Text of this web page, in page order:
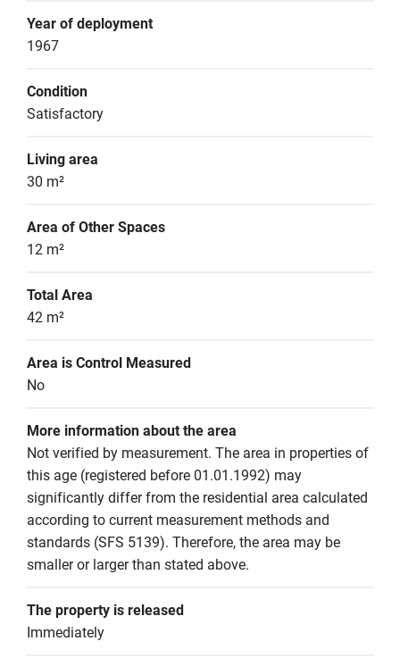
Year of deployment
1967
Condition
Satisfactory
Living area
30 m²
Area of Other Spaces
12 m²
Total Area
42 m²
Area is Control Measured
No
More information about the area
Not verified by measurement. The area in properties of
this age (registered before 01.01.1992) may
significantly differ from the residential area calculated
according to current measurement methods and
standards (SFS 5139). Therefore, the area may be
smaller or larger than stated above.
The property is released
Immediately